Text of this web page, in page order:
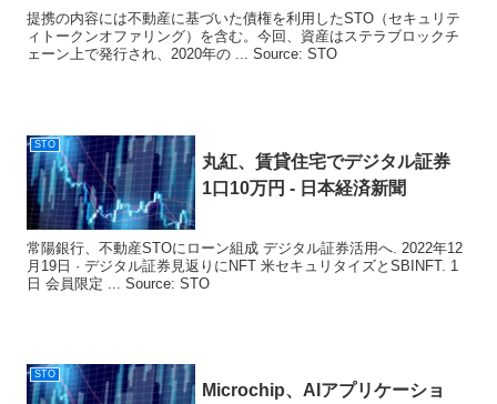
提携の内容には不動産に基づいた債権を利用したSTO（セキュリテ
ィトークンオファリング）を含む。今回、資産はステラブロックチ
ェーン上で発行され、2020年の ... Source: STO
STO
丸紅、賃貸住宅でデジタル証券
1口10万円 - 日本経済新聞
常陽銀行、不動産STOにローン組成 デジタル証券活用へ. 2022年12
月19日 · デジタル証券見返りにNFT 米セキュリタイズとSBINFT. 1
日 会員限定 ... Source: STO
STO
Microchip、AIアプリケーショ